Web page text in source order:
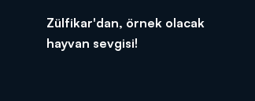
Zülfikar'dan, örnek olacak
hayvan sevgisi!